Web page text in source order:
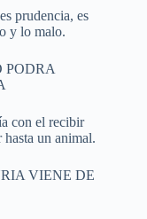
prudencia, es
y lo malo.
PODRA
con el recibir
un animal.
VIENE DE